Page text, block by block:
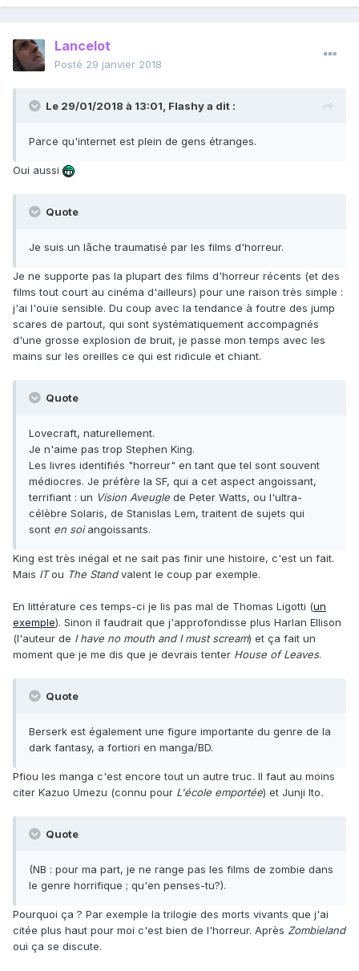
Lancelot
Posté 29 janvier 2018
Le 29/01/2018 à 13:01, Flashya dit :
Parce qu'internet est plein de gens étranges.
Oui aussi
Quote
Je suis un lâche traumatisé par les films d'horreur.
Je ne supporte pas la plupart des films d'horreur récents (et des
films tout court au cinéma d'ailleurs) pour une raison très simple :
j'ai l'ouïe sensible. Du coup avec la tendance à foutre des jump
scares de partout, qui sont systématiquement accompagnés
d'une grosse explosion de bruit, je passe mon temps avec les
mains sur les oreilles ce qui est ridicule et chiant.
Quote
Lovecraft, naturellement.
Je n'aime pas trop Stephen King.
Les livres identifiés "horreur" en tant que tel sont souvent
médiocres. Je préfère la SF, qui a cet aspect angoissant,
terrifiant : un Vision Aveugle de Peter Watts, ou l'ultra-
célèbre Solaris, de Stanislas Lem, traitent de sujets qui
sont en soiangoissants.
King est très inégal et ne sait pas finir une histoire, c'est un fait.
Mais ITou The Standvalent le coup par exemple.
En littérature ces temps-ci je lis pas mal de Thomas Ligotti (un
exemple). Sinon il faudrait que j'approfondisse plus Harlan Ellison
(l'auteur de I have no mouth and I must scream) et ça fait un
moment que je me dis que je devrais tenter House of Leaves.
Quote
Berserk est également une figure importante du genre de la
dark fantasy, a fortiori en manga/BD.
Pfiou les manga c'est encore tout un autre truc. Il faut au moins
citer Kazuo Umezu (connu pour L'école emportée) et Junji Ito.
Quote
(NB : pour ma part, je ne range pas les films de zombie dans
le genre horrifique ; qu'en penses-tu?).
Pourquoi ça ? Par exemple la trilogie des morts vivants que j'ai
citée plus haut pour moi c'est bien de l'horreur. Après Zombieland
oui ça se discute.